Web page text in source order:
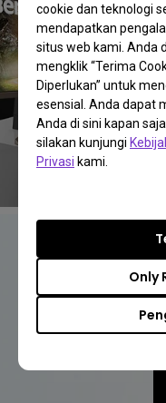
cookie dan teknologi
mendapatkan
situs web kami. Anda
mengklik “Terima
Diperlukan” untuk
esensial. Anda dapat
Anda di sini kapan
silakan kunjungi
Privasi kami.
Only
Memberi